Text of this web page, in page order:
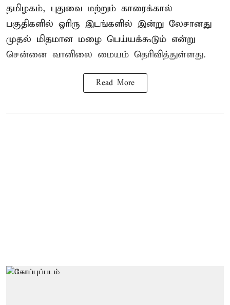
தமிழகம், புதுவை மற்றும் காரைக்கால்
பகுதிகளில் ஓரிரு இடங்களில் இன்று லேசானது
முதல் மிதமான மழை பெய்யக்கூடும் என்று
சென்னை வானிலை மையம் தெரிவித்துள்ளது.
Read More